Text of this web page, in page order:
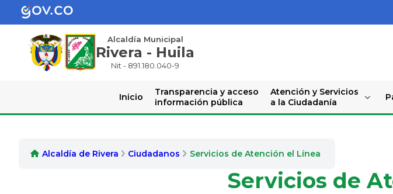
Alcaldía Municipal
Rivera - Huila
Nit - 891.180.040-9
Inicio
Transparencia y acceso
información pública
Atención y Servicios
a la Ciudadanía
Alcaldía de Rivera Ciudadanos Servicios de Atención el Línea
Servicios de